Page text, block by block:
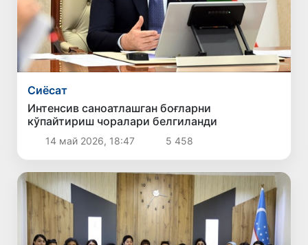
Сиёсат
Интенсив саноатлашган боғларни
кўпайтириш чоралари белгиланди
14 май 2026, 18:47 5 458